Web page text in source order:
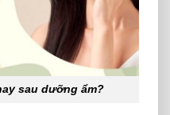
sau dưỡng ẩm?